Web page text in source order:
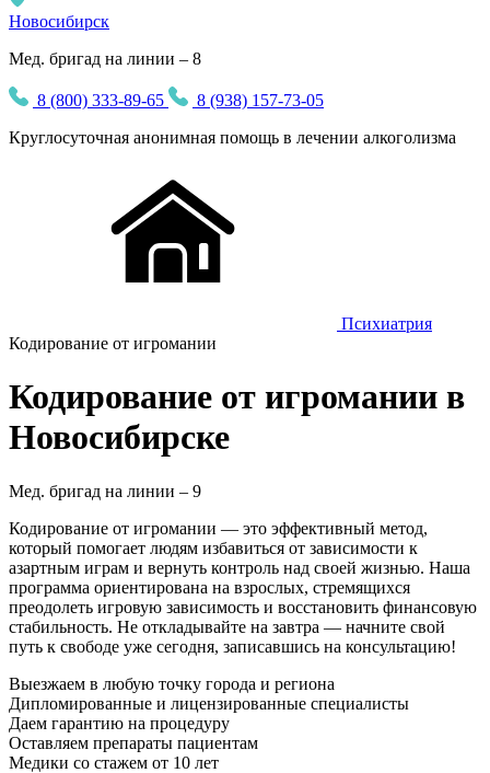
Новосибирск
Мед. бригад на линии – 8
8 (800) 333-89-65
8 (938) 157-73-05
Круглосуточная анонимная помощь в лечении алкоголизма
Психиатрия
Кодирование от игромании
Кодирование от игромании в
Новосибирске
Мед. бригад на линии – 9
Кодирование от игромании — это эффективный метод,
который помогает людям избавиться от зависимости к
азартным играм и вернуть контроль над своей жизнью. Наша
программа ориентирована на взрослых, стремящихся
преодолеть игровую зависимость и восстановить финансовую
стабильность. Не откладывайте на завтра — начните свой
путь к свободе уже сегодня, записавшись на консультацию!
Выезжаем в любую точку города и региона
Дипломированные и лицензированные специалисты
Даем гарантию на процедуру
Оставляем препараты пациентам
Медики со стажем от 10 лет